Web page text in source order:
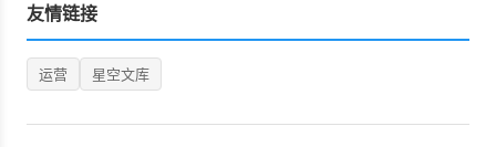
友情链接
运营 星空文库